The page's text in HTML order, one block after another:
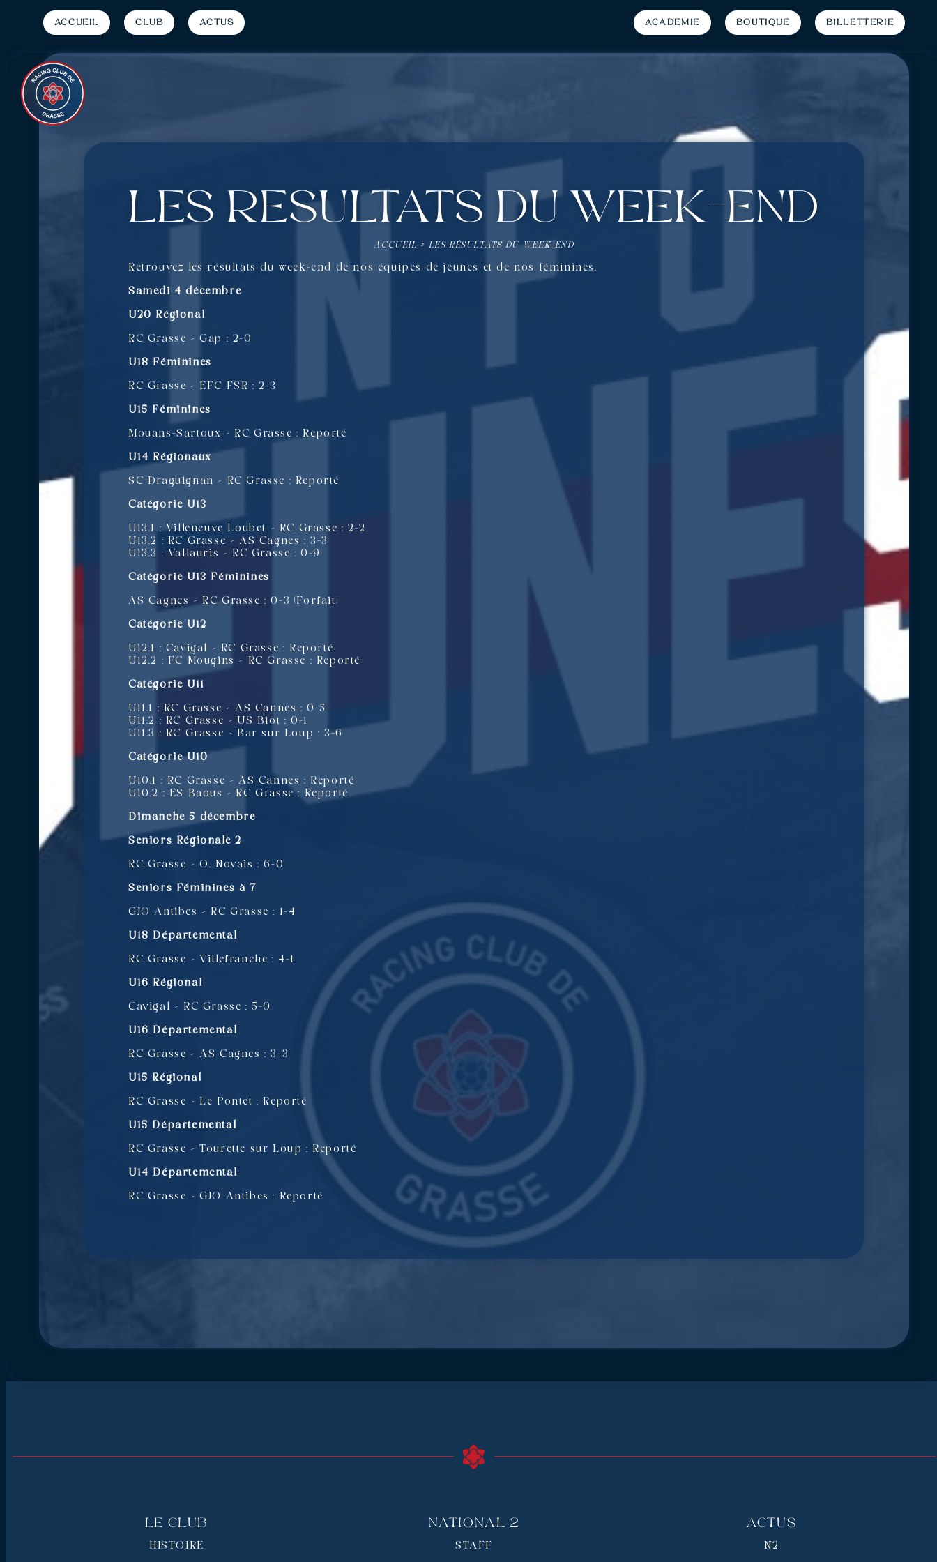
Accueil Club Actus Académie Boutique Billetterie
Les résultats du week-end
ACCUEIL » LES RÉSULTATS DU WEEK-END
Retrouvez les résultats du week-end de nos équipes de jeunes et de nos féminines.
Samedi 4 décembre
U20 Régional
RC Grasse – Gap : 2-0
U18 Féminines
RC Grasse – EFC FSR : 2-3
U15 Féminines
Mouans-Sartoux – RC Grasse : Reporté
U14 Régionaux
SC Draguignan – RC Grasse : Reporté
Catégorie U13
U13.1 : Villeneuve Loubet – RC Grasse : 2-2
U13.2 : RC Grasse – AS Cagnes : 3-3
U13.3 : Vallauris – RC Grasse : 0-9
Catégorie U13 Féminines
AS Cagnes – RC Grasse : 0-3 (Forfait)
Catégorie U12
U12.1 : Cavigal – RC Grasse : Reporté
U12.2 : FC Mougins – RC Grasse : Reporté
Catégorie U11
U11.1 : RC Grasse – AS Cannes : 0-5
U11.2 : RC Grasse – US Biot : 0-1
U11.3 : RC Grasse – Bar sur Loup : 3-6
Catégorie U10
U10.1 : RC Grasse – AS Cannes : Reporté
U10.2 : ES Baous – RC Grasse : Reporté
Dimanche 5 décembre
Seniors Régionale 2
RC Grasse – O. Novais : 6-0
Seniors Féminines à 7
GJO Antibes – RC Grasse : 1-4
U18 Départemental
RC Grasse – Villefranche : 4-1
U16 Régional
Cavigal – RC Grasse : 5-0
U16 Départemental
RC Grasse – AS Cagnes : 3-3
U15 Régional
RC Grasse – Le Pontet : Reporté
U15 Départemental
RC Grasse – Tourette sur Loup : Reporté
U14 Départemental
RC Grasse – GJO Antibes : Reporté
Le Club
HISTOIRE
National 2
STAFF
Actus
N2